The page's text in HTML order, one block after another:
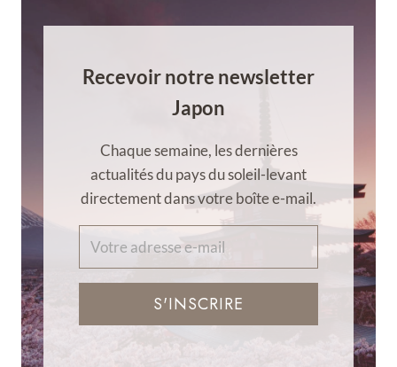
Recevoir notre newsletter
Japon
Chaque semaine, les dernières
actualités du pays du soleil-levant
directement dans votre boîte e-mail.
S'INSCRIRE